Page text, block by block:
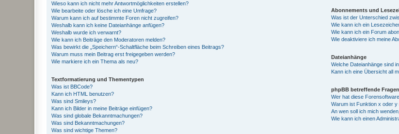
Wieso kann ich nicht mehr Antwortmöglichkeiten erstellen?
Wie bearbeite oder lösche ich eine Umfrage?
Warum kann ich auf bestimmte Foren nicht zugreifen?
Weshalb kann ich keine Dateianhänge anfügen?
Weshalb wurde ich verwarnt?
Wie kann ich Beiträge den Moderatoren melden?
Was bewirkt die „Speichern“-Schaltfläche beim Schreiben eines Beitrags?
Warum muss mein Beitrag erst freigegeben werden?
Wie markiere ich ein Thema als neu?
Textformatierung und Thementypen
Was ist BBCode?
Kann ich HTML benutzen?
Was sind Smileys?
Kann ich Bilder in meine Beiträge einfügen?
Was sind globale Bekanntmachungen?
Was sind Bekanntmachungen?
Was sind wichtige Themen?
Abonnements und
Was ist der Unterschied
Wie kann ich ein
Wie kann ich ein Forum
Wie deaktiviere ich meine
Dateianhänge
Welche Dateianhänge sind
Kann ich eine Übersicht all
phpBB betreffende Fragen
Wer hat diese
Warum ist Funktion x oder y
An wen soll ich mich
Wie kann ich einen